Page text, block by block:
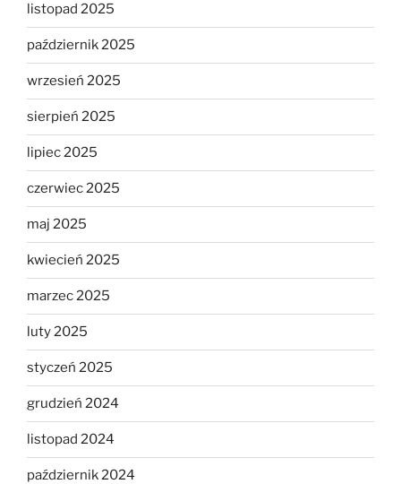
listopad 2025
październik 2025
wrzesień 2025
sierpień 2025
lipiec 2025
czerwiec 2025
maj 2025
kwiecień 2025
marzec 2025
luty 2025
styczeń 2025
grudzień 2024
listopad 2024
październik 2024